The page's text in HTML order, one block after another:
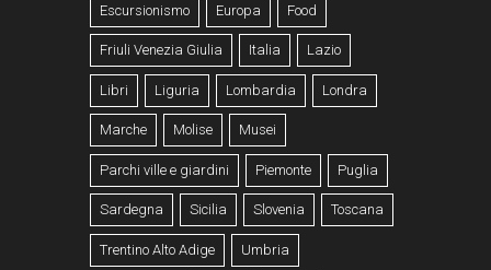
Escursionismo Europa Food
Friuli Venezia Giulia Italia Lazio
Libri Liguria Lombardia Londra
Marche Molise Musei
Parchi ville e giardini Piemonte Puglia
Sardegna Sicilia Slovenia Toscana
Trentino Alto Adige Umbria